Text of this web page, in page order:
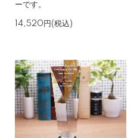
ーです。
14,520円(税込)